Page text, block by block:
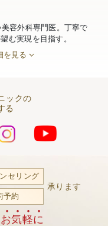
容外科専門医。丁寧で
む実現を目指す。
を見る
ックの
る
セリング
予約
承ります
お気軽に